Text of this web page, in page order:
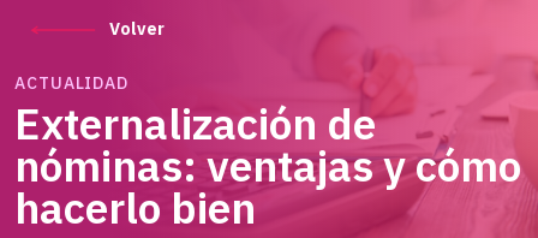
Volver
ACTUALIDAD
Externalización de
nóminas: ventajas y cómo
hacerlo bien